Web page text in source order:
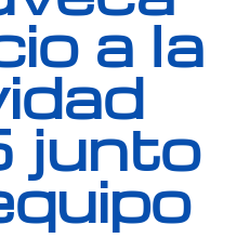
a la
junto